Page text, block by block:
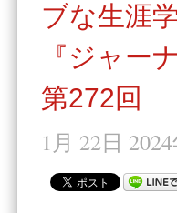
ブな生涯
『ジャー
第272回
1月 22日